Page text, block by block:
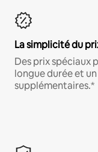
La simplicité du
Des prix spéciaux
longue durée et
supplémentaires.*